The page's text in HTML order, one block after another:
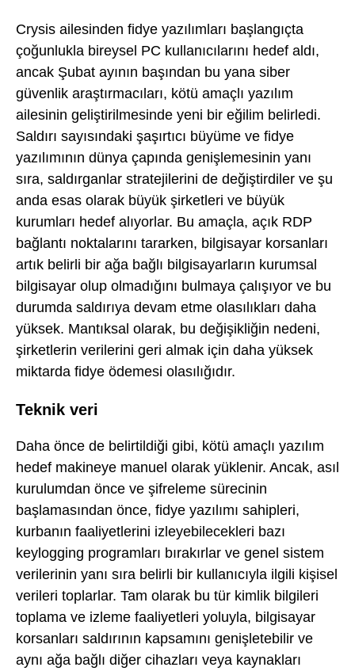
Crysis ailesinden fidye yazılımları başlangıçta
çoğunlukla bireysel PC kullanıcılarını hedef aldı,
ancak Şubat ayının başından bu yana siber
güvenlik araştırmacıları, kötü amaçlı yazılım
ailesinin geliştirilmesinde yeni bir eğilim belirledi.
Saldırı sayısındaki şaşırtıcı büyüme ve fidye
yazılımının dünya çapında genişlemesinin yanı
sıra, saldırganlar stratejilerini de değiştirdiler ve şu
anda esas olarak büyük şirketleri ve büyük
kurumları hedef alıyorlar. Bu amaçla, açık RDP
bağlantı noktalarını tararken, bilgisayar korsanları
artık belirli bir ağa bağlı bilgisayarların kurumsal
bilgisayar olup olmadığını bulmaya çalışıyor ve bu
durumda saldırıya devam etme olasılıkları daha
yüksek. Mantıksal olarak, bu değişikliğin nedeni,
şirketlerin verilerini geri almak için daha yüksek
miktarda fidye ödemesi olasılığıdır.
Teknik veri
Daha önce de belirtildiği gibi, kötü amaçlı yazılım
hedef makineye manuel olarak yüklenir. Ancak, asıl
kurulumdan önce ve şifreleme sürecinin
başlamasından önce, fidye yazılımı sahipleri,
kurbanın faaliyetlerini izleyebilecekleri bazı
keylogging programları bırakırlar ve genel sistem
verilerinin yanı sıra belirli bir kullanıcıyla ilgili kişisel
verileri toplarlar. Tam olarak bu tür kimlik bilgileri
toplama ve izleme faaliyetleri yoluyla, bilgisayar
korsanları saldırının kapsamını genişletebilir ve
aynı ağa bağlı diğer cihazları veya kaynakları